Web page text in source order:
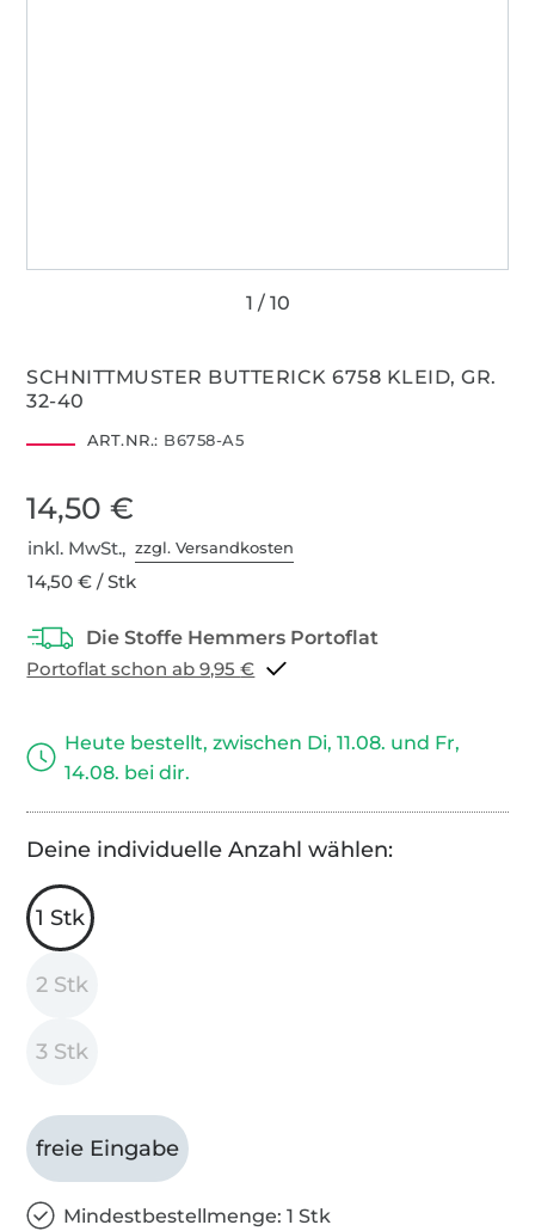
SCHNITTMUSTER BUTTERICK 6758 KLEID, GR.
32-40
ART.NR.: B6758-A5
14,50 €
inkl. MwSt.,zzgl. Versandkosten
14,50 € / Stk
Portoflat schon ab 9,95 €
Heute bestellt, zwischen Di, 11.08. und Fr,
14.08. bei dir.
Deine individuelle Anzahl wählen:
1 Stk
2 Stk
3 Stk
freie Eingabe
Mindestbestellmenge: 1 Stk